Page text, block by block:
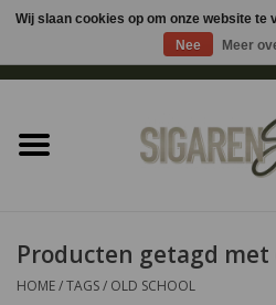
Sigaren accessoires
Shag accessoires
Producten getagd met
HOME/TAGS/ OLD SCHOOL
Wij slaan cookies op om onze website te
Nee
Meer